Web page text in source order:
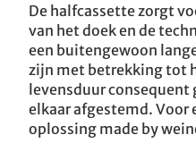
De halfcassette zorgt
van het doek en de
een buitengewoon
zijn met betrekking tot
levensduur
elkaar afgestemd.
oplossing made by